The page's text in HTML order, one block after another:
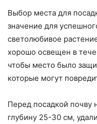
Выбор места для
значение для
светолюбивое
хорошо освещен в
чтобы место было
которые могут
Перед посадкой почву
глубину 25-30 см,